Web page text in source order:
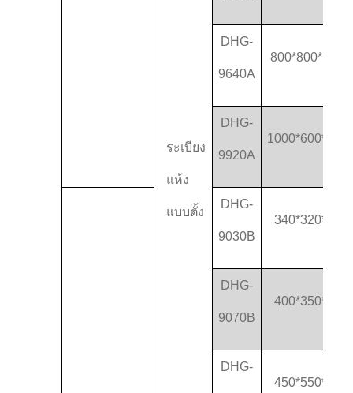
ระเบียง
แห้ง
แบบตั้ง
DHG-
9640A
800*800*1000
DHG-
9920A
DHG-
9030B
340*320*320
DHG-
9070B
400*350*500
DHG-
450*550*550